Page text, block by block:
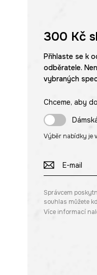
300 Kč
Přihlaste se k
odběratele.
vybraných
Chceme, aby
Výběr nabídky je
Správcem
souhlas můžete
Více informací